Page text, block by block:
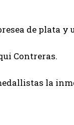
de plata y
Contreras.
la